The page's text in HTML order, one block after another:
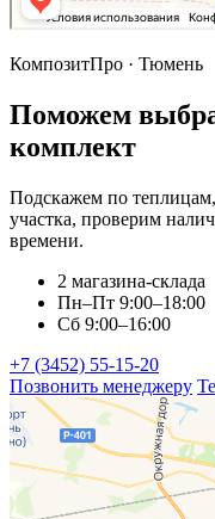
КомпозитПро · Тюмень
Поможем
комплект
Подскажем по
участка, проверим
времени.
2 магазина-склада
Пн–Пт 9:00–18:00
Сб 9:00–16:00
+7 (3452) 55-15-20
Позвонить менеджеру